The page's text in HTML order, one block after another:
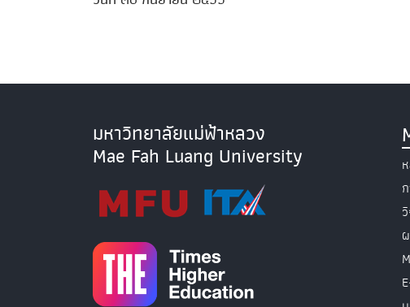
มหาวิทยาลัยแม่ฟ้าหลวง
Mae Fah Luang University